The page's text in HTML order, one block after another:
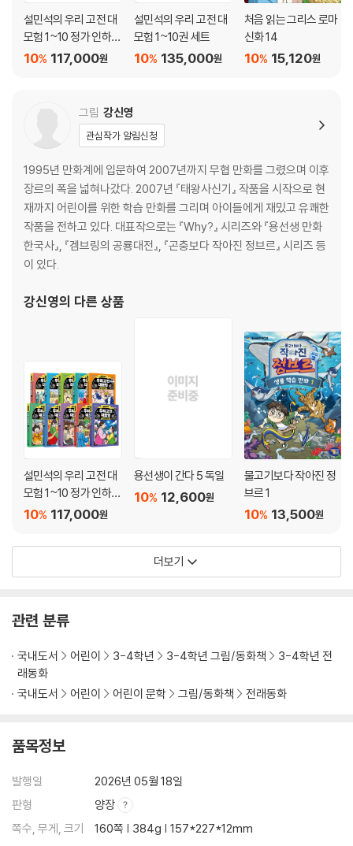
설민석의 우리 고전 대
모험 1~10 정가 인하
세트 117,000원
10%
설민석의 우리 고전 대
모험 1~10권 세트
135,000원
10%
처음 읽는 그리스 로마
신화 14
15,120원
10%
그림 강신영
관심작가 알림신청
1995년 만화계에 입문하여 2007년까지 무협 만화를 그렸으며 이후
장르의 폭을 넓혀나갔다. 2007년 『태왕사신기』 작품을 시작으로 현
재까지 어린이를 위한 학습 만화를 그리며 아이들에게 재밌고 유쾌한
작품을 전하고 있다. 대표작으로는 『Why?』 시리즈와 『용선생 만화
한국사』, 『겜브링의 공룡대전』, 『곤충보다 작아진 정브르』 시리즈 등
이 있다.
강신영의 다른 상품
설민석의 우리 고전 대
모험 1~10 정가 인하
세트 117,000원
10%
용선생이 간다 5 독일
12,600원
10%
물고기보다 작아진 정
브르 1
13,500원
10%
더보기
관련 분류
국내도서 어린이 3-4학년 3-4학년 그림/동화책
3-4학년 전
래동화
국내도서
어린이 어린이 문학 그림/동화책 전래동화
품목정보
발행일
2026년 05월 18일
판형
양장
쪽수, 무게, 크기
160쪽 | 384g | 157*227*12mm